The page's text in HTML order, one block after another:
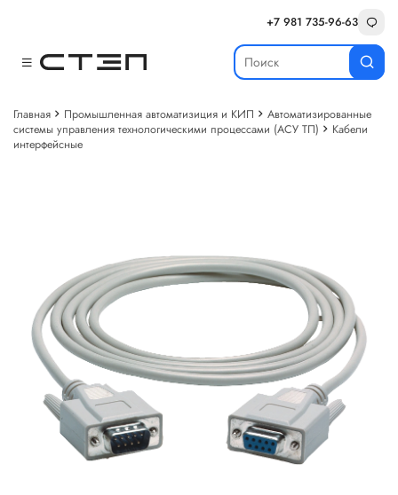
+7 981 735-96-63
Главная Промышленная автоматизиция и КИП
Автоматизированные
системы управления технологическими процессами (АСУ ТП)
Кабели
интерфейсные